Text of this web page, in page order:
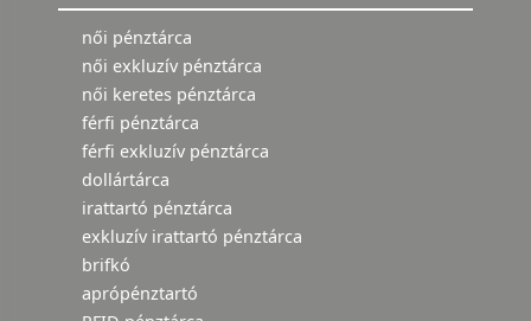
női pénztárca
női exkluzív pénztárca
női keretes pénztárca
férfi pénztárca
férfi exkluzív pénztárca
dollártárca
irattartó pénztárca
exkluzív irattartó pénztárca
brifkó
aprópénztartó